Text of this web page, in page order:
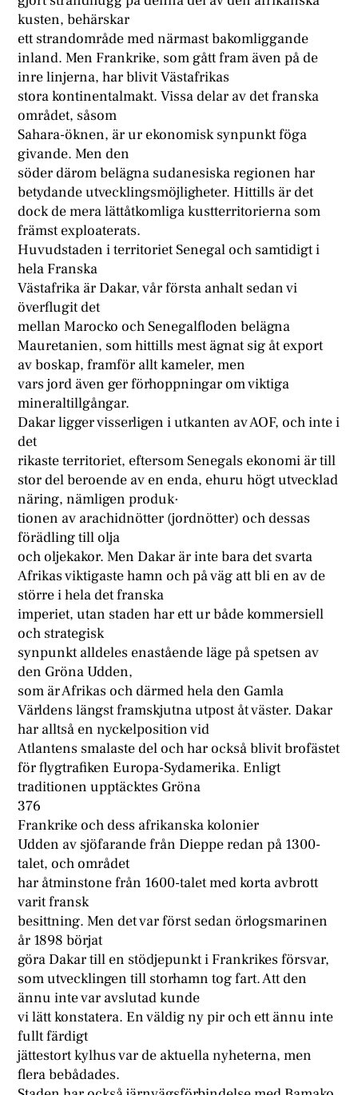
kusten, behärskar
ett strandområde med närmast bakomliggande
inland. Men Frankrike, som gått fram även på de
inre linjerna, har blivit Västafrikas
stora kontinentalmakt. Vissa delar av det franska
området, såsom
Sahara-öknen, är ur ekonomisk synpunkt föga
givande. Men den
söder därom belägna sudanesiska regionen har
betydande utvecklingsmöjligheter. Hittills är det
dock de mera lättåtkomliga kustterritorierna som
främst exploaterats.
Huvudstaden i territoriet Senegal och samtidigt i
hela Franska
Västafrika är Dakar, vår första anhalt sedan vi
överflugit det
mellan Marocko och Senegalfloden belägna
Mauretanien, som hittills mest ägnat sig åt export
av boskap, framför allt kameler, men
vars jord även ger förhoppningar om viktiga
mineraltillgångar.
Dakar ligger visserligen i utkanten av AOF, och inte i
det
rikaste territoriet, eftersom Senegals ekonomi är till
stor del beroende av en enda, ehuru högt utvecklad
näring, nämligen produk·
tionen av arachidnötter (jordnötter) och dessas
förädling till olja
och oljekakor. Men Dakar är inte bara det svarta
Afrikas viktigaste hamn och på väg att bli en av de
större i hela det franska
imperiet, utan staden har ett ur både kommersiell
och strategisk
synpunkt alldeles enastående läge på spetsen av
den Gröna Udden,
som är Afrikas och därmed hela den Gamla
Världens längst framskjutna utpost åt väster. Dakar
har alltså en nyckelposition vid
Atlantens smalaste del och har också blivit brofästet
för flygtrafiken Europa-Sydamerika. Enligt
traditionen upptäcktes Gröna
376
Frankrike och dess afrikanska kolonier
Udden av sjöfarande från Dieppe redan på 1300-
talet, och området
har åtminstone från 1600-talet med korta avbrott
varit fransk
besittning. Men det var först sedan örlogsmarinen
år 1898 börjat
göra Dakar till en stödjepunkt i Frankrikes försvar,
som utvecklingen till storhamn tog fart. Att den
ännu inte var avslutad kunde
vi lätt konstatera. En väldig ny pir och ett ännu inte
fullt färdigt
jättestort kylhus var de aktuella nyheterna, men
flera bebådades.